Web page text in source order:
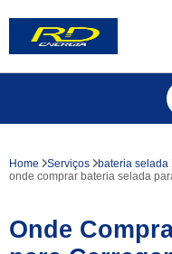
Home Serviços bateria selada
onde comprar bateria selada
Onde